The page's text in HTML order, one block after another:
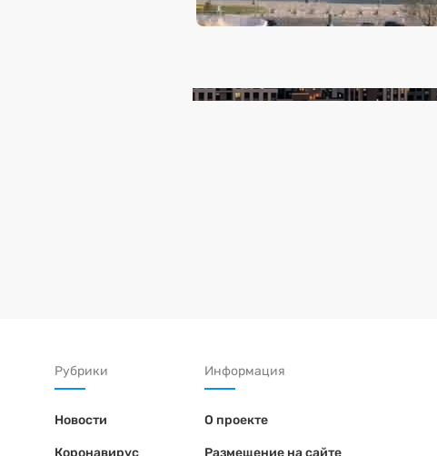
Рубрики
Новости
Информация
О проекте